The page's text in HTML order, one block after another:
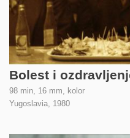
Bolest i
98 min, 16 mm, kolor
Yugoslavia, 1980